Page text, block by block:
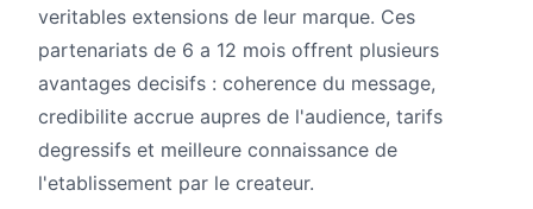
veritables extensions de leur marque. Ces
partenariats de 6 a 12 mois offrent plusieurs
avantages decisifs : coherence du message,
credibilite accrue aupres de l'audience, tarifs
degressifs et meilleure connaissance de
l'etablissement par le createur.